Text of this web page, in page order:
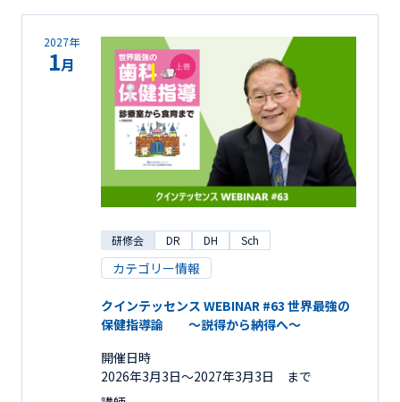
2027年
1月
研修会 DR DH Sch
カテゴリー情報
クインテッセンス WEBINAR #63 世界最強の
保健指導論 ～説得から納得へ～
開催日時
2026年3月3日〜2027年3月3日 まで